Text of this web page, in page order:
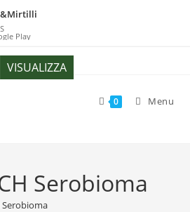
0 Menu
Serobioma
Serobioma
Play
VISUALIZZA